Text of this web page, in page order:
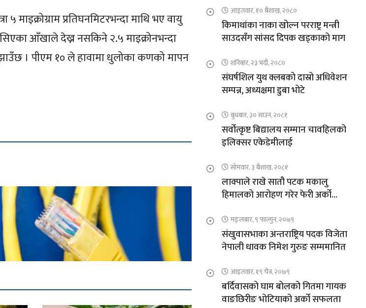
प्रतिघनमिटरभन्दा माथि भए वायु
आँखाले देख्न नसकिने २.५ माइक्रोनभन्दा
। पीएम १० ले हावामा धुलोका कणको मापन
आइतवार, १० बैशाख, २०८०
किमाथांका नाका खोल्न परराष्ट्र मन्त्री
साउदसँग सांसद दिपक खड्काको माग
शनिबार, २३ भदौ, २०८०
संघर्षशिल युथ क्लबको दास्रो अधिवेशन
सम्पन्न, अध्यक्षमा डुबा भोटे
बुधबार, ३० साउन, २०८१
सर्वोत्कृष्ट बिद्यालय सम्मान चावहिलको
इलिक्सर एकेडेमीलाई
सोमवार, ३ बैशाख, २०८१
लाक्पाले राखे सातौ पटक मकालु
हिमालको आरोहण गरेर फेरी अर्को
मङ्लबार, ९ फाल्गुन, २०७९
संखुवासभाका अन्तराष्ट्रिय पदक विजेता
नेपाली धावक निमेश गुरुङ सम्ममानित
आइतवार, १९ चैत्र, २०७९
बर्दिवासको घाम बोलको गितमा गायक
वाङछिरीङ भोटियाको अर्को सफलता